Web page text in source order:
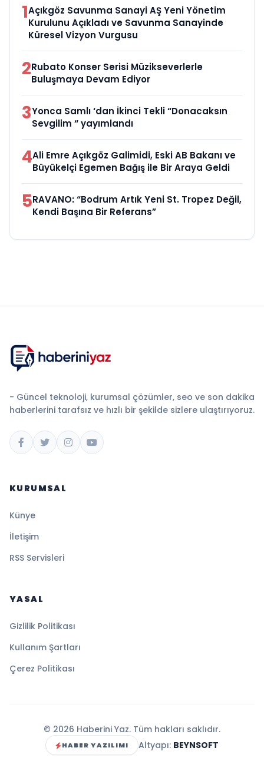
1Açıkgöz Savunma Sanayi AŞ Yeni Yönetim
Kurulunu Açıkladı ve Savunma Sanayinde
Küresel Vizyon Vurgusu
2Rubato Konser Serisi Müzikseverlerle
Buluşmaya Devam Ediyor
3Yonca Samlı ‘dan İkinci Tekli “Donacaksın
Sevgilim “ yayımlandı
4Ali Emre Açıkgöz Galimidi, Eski AB Bakanı ve
Büyükelçi Egemen Bağış ile Bir Araya Geldi
5RAVANO: “Bodrum Artık Yeni St. Tropez Değil,
Kendi Başına Bir Referans”
- Güncel teknoloji, kurumsal çözümler, seo ve son dakika
haberlerini tarafsız ve hızlı bir şekilde sizlere ulaştırıyoruz.
KURUMSAL
Künye
İletişim
RSS Servisleri
YASAL
Gizlilik Politikası
Kullanım Şartları
Çerez Politikası
© 2026 Haberini Yaz. Tüm hakları saklıdır.
HABER YAZILIMI Altyapı: BEYNSOFT